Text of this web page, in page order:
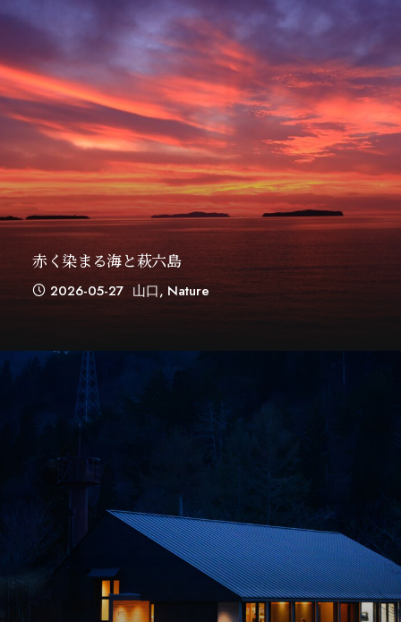
赤く染まる海と萩六島
2026-05-27 山口, Nature